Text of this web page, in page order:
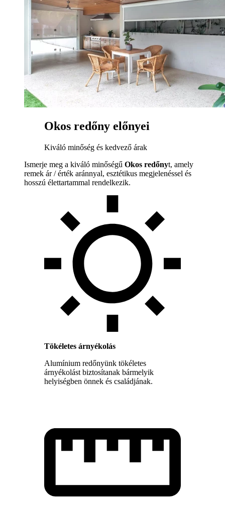
Okos redőny előnyei
Kiváló minőség és kedvező árak
Ismerje meg a kiváló minőségű Okos redőnyt, amely
remek ár / érték aránnyal, esztétikus megjelenéssel és
hosszú élettartammal rendelkezik.
Tökéletes árnyékolás
Alumínium redőnyünk tökéletes
árnyékolást biztosítanak bármelyik
helyiségben önnek és családjának.